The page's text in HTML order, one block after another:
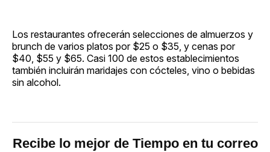
Los restaurantes ofrecerán selecciones de almuerzos y
brunch de varios platos por $25 o $35, y cenas por
$40, $55 y $65. Casi 100 de estos establecimientos
también incluirán maridajes con cócteles, vino o bebidas
sin alcohol.
Recibe lo mejor de Tiempo en tu correo